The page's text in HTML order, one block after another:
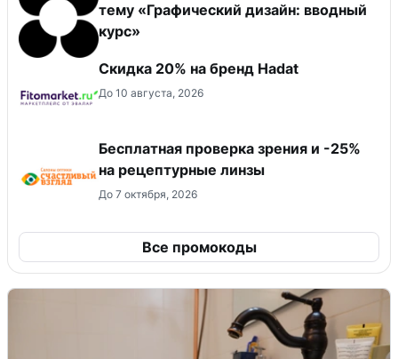
тему «Графический дизайн: вводный
курс»
Скидка 20% на бренд Hadat
До 10 августа, 2026
Бесплатная проверка зрения и -25%
на рецептурные линзы
До 7 октября, 2026
Все промокоды